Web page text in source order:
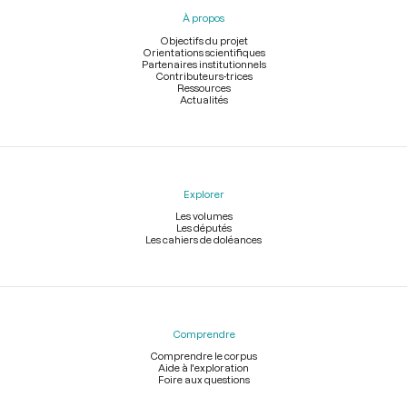
À propos
Objectifs du projet
Orientations scientifiques
Partenaires institutionnels
Contributeurs-trices
Ressources
Actualités
Explorer
Les volumes
Les députés
Les cahiers de doléances
Comprendre
Comprendre le corpus
Aide à l'exploration
Foire aux questions